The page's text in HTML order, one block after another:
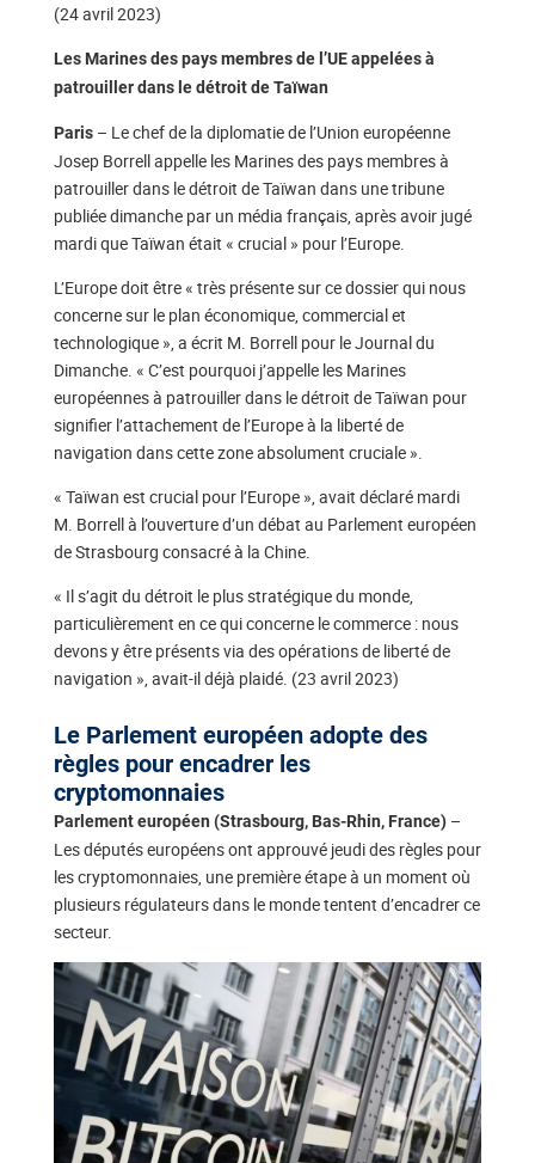
(24 avril 2023)
Les Marines des pays membres de l’UE appelées à
patrouiller dans le détroit de Taïwan
Paris – Le chef de la diplomatie de l’Union européenne
Josep Borrell appelle les Marines des pays membres à
patrouiller dans le détroit de Taïwan dans une tribune
publiée dimanche par un média français, après avoir jugé
mardi que Taïwan était « crucial » pour l’Europe.
L’Europe doit être « très présente sur ce dossier qui nous
concerne sur le plan économique, commercial et
technologique », a écrit M. Borrell pour le Journal du
Dimanche. « C’est pourquoi j’appelle les Marines
européennes à patrouiller dans le détroit de Taïwan pour
signifier l’attachement de l’Europe à la liberté de
navigation dans cette zone absolument cruciale ».
« Taïwan est crucial pour l’Europe », avait déclaré mardi
M. Borrell à l’ouverture d’un débat au Parlement européen
de Strasbourg consacré à la Chine.
« Il s’agit du détroit le plus stratégique du monde,
particulièrement en ce qui concerne le commerce : nous
devons y être présents via des opérations de liberté de
navigation », avait-il déjà plaidé. (23 avril 2023)
Le Parlement européen adopte des
règles pour encadrer les
cryptomonnaies
Parlement européen (Strasbourg, Bas-Rhin, France)–
Les députés européens ont approuvé jeudi des règles pour
les cryptomonnaies, une première étape à un moment où
plusieurs régulateurs dans le monde tentent d’encadrer ce
secteur.